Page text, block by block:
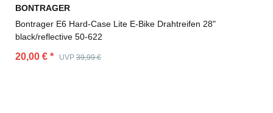
BONTRAGER
Bontrager E6 Hard-Case Lite E-Bike Drahtreifen 28"
black/reflective 50-622
20,00 € * UVP 39,99 €